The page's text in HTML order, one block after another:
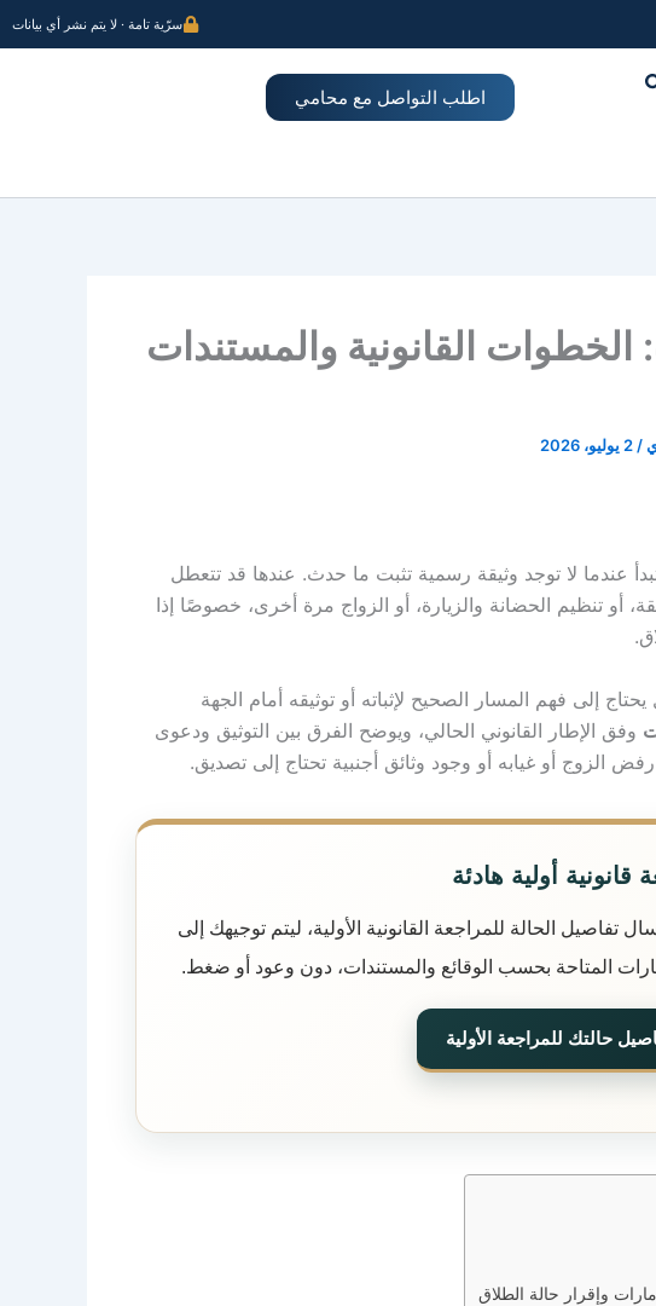
سرّية تامة · لا يتم نشر أي بيانات
اطلب التواصل مع محامي
الخطوات القانونية والمستندات
/2 يوليو، 2026
عندما لا توجد وثيقة رسمية تثبت ما حدث. عندها قد تتعطل
أو تنظيم الحضانة والزيارة، أو الزواج مرة أخرى، خصوصًا إذا
.
إلى فهم المسار الصحيح لإثباته أو توثيقه أمام الجهة
وفق الإطار القانوني الحالي، ويوضح الفرق بين التوثيق ودعوى
الزوج أو غيابه أو وجود وثائق أجنبية تحتاج إلى تصديق.
قانونية أولية هادئة
الحالة للمراجعة القانونية الأولية، ليتم توجيهك إلى
المتاحة بحسب الوقائع والمستندات، دون وعود أو ضغط.
حالتك للمراجعة الأولية
وإقرار حالة الطلاق